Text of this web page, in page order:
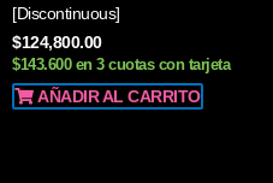
[Discontinuous]
$124,800.00
$143.600 en 3 cuotas con tarjeta
AÑADIR AL CARRITO